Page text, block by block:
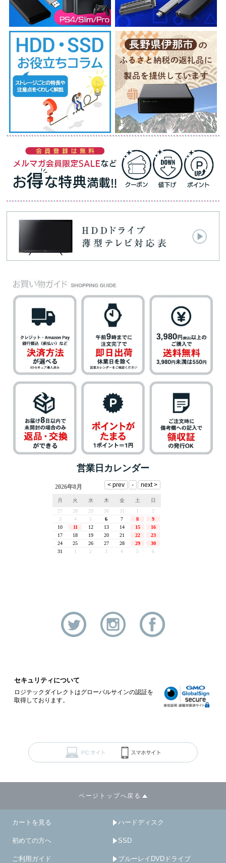
営業日カレンダー
セキュリティについて
ロジテックダイレクトはグローバルサインの認証を
取得しております。
ページトップへ戻る
カートを見る
初めての方へ
ご利用ガイド
ハードディスク
SSD
ブルーレイDVDドライブ